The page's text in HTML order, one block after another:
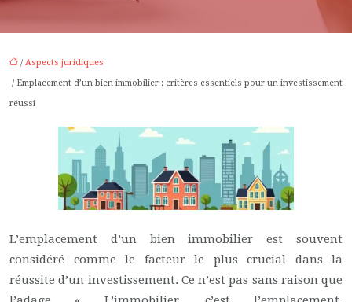
/ Aspects juridiques
/ Emplacement d’un bien immobilier : critères essentiels pour un investissement
réussi
L’emplacement d’un bien immobilier est souvent
considéré comme le facteur le plus crucial dans la
réussite d’un investissement. Ce n’est pas sans raison que